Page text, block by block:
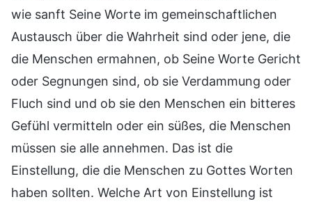
wie sanft Seine Worte im gemeinschaftlichen
Austausch über die Wahrheit sind oder jene, die
die Menschen ermahnen, ob Seine Worte Gericht
oder Segnungen sind, ob sie Verdammung oder
Fluch sind und ob sie den Menschen ein bitteres
Gefühl vermitteln oder ein süßes, die Menschen
müssen sie alle annehmen. Das ist die
Einstellung, die die Menschen zu Gottes Worten
haben sollten. Welche Art von Einstellung ist